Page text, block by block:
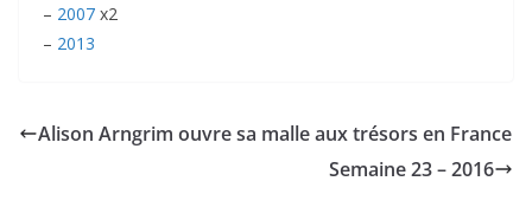
– 2007 x2
– 2013
Alison Arngrim ouvre sa malle aux trésors en France
Semaine 23 – 2016